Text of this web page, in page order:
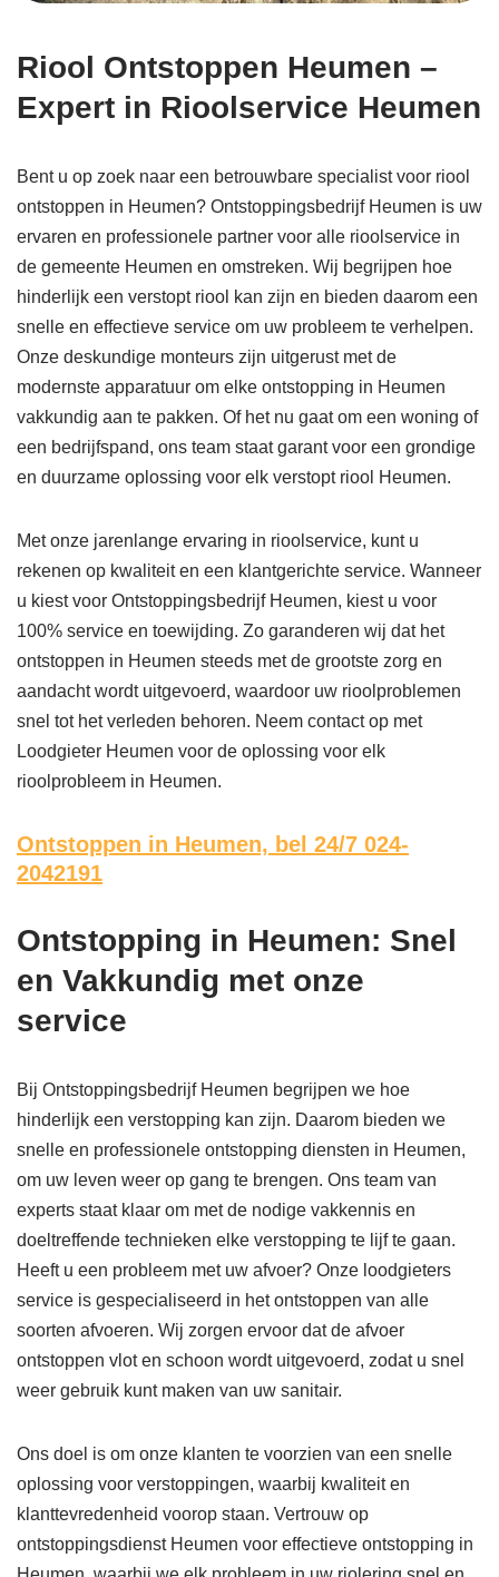
Riool Ontstoppen Heumen –
Expert in Rioolservice Heumen
Bent u op zoek naar een betrouwbare specialist voor riool
ontstoppen in Heumen? Ontstoppingsbedrijf Heumen is uw
ervaren en professionele partner voor alle rioolservice in
de gemeente Heumen en omstreken. Wij begrijpen hoe
hinderlijk een verstopt riool kan zijn en bieden daarom een
snelle en effectieve service om uw probleem te verhelpen.
Onze deskundige monteurs zijn uitgerust met de
modernste apparatuur om elke ontstopping in Heumen
vakkundig aan te pakken. Of het nu gaat om een woning of
een bedrijfspand, ons team staat garant voor een grondige
en duurzame oplossing voor elk verstopt riool Heumen.
Met onze jarenlange ervaring in rioolservice, kunt u
rekenen op kwaliteit en een klantgerichte service. Wanneer
u kiest voor Ontstoppingsbedrijf Heumen, kiest u voor
100% service en toewijding. Zo garanderen wij dat het
ontstoppen in Heumen steeds met de grootste zorg en
aandacht wordt uitgevoerd, waardoor uw rioolproblemen
snel tot het verleden behoren. Neem contact op met
Loodgieter Heumen voor de oplossing voor elk
rioolprobleem in Heumen.
Ontstoppen in Heumen, bel 24/7 024-
2042191
Ontstopping in Heumen: Snel
en Vakkundig met onze
service
Bij Ontstoppingsbedrijf Heumen begrijpen we hoe
hinderlijk een verstopping kan zijn. Daarom bieden we
snelle en professionele ontstopping diensten in Heumen,
om uw leven weer op gang te brengen. Ons team van
experts staat klaar om met de nodige vakkennis en
doeltreffende technieken elke verstopping te lijf te gaan.
Heeft u een probleem met uw afvoer? Onze loodgieters
service is gespecialiseerd in het ontstoppen van alle
soorten afvoeren. Wij zorgen ervoor dat de afvoer
ontstoppen vlot en schoon wordt uitgevoerd, zodat u snel
weer gebruik kunt maken van uw sanitair.
Ons doel is om onze klanten te voorzien van een snelle
oplossing voor verstoppingen, waarbij kwaliteit en
klanttevredenheid voorop staan. Vertrouw op
ontstoppingsdienst Heumen voor effectieve ontstopping in